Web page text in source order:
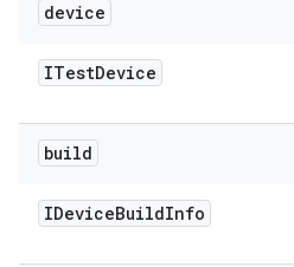
device
ITestDevice
build
IDeviceBuildInfo